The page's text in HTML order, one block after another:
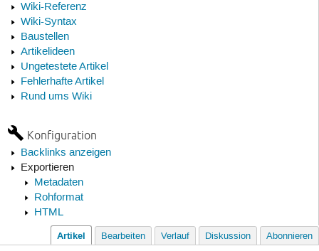
Wiki-Referenz
Wiki-Syntax
Baustellen
Artikelideen
Ungetestete Artikel
Fehlerhafte Artikel
Rund ums Wiki
Konfiguration
Backlinks anzeigen
Exportieren
Metadaten
Rohformat
HTML
Artikel Bearbeiten Verlauf Diskussion Abonnieren